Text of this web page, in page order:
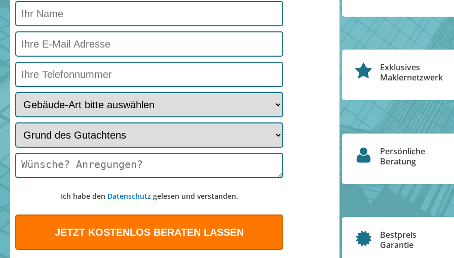
Ich habe den Datenschutzgelesen und verstanden.
Exklusives
Maklernetzwerk
Persönliche
Beratung
Bestpreis
Garantie